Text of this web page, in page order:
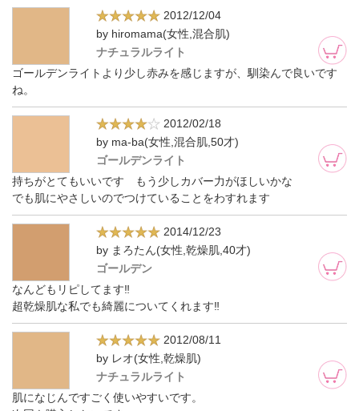
2012/12/04
by hiromama(女性,混合肌)
ナチュラルライト
ゴールデンライトより少し赤みを感じますが、馴染んで良いです
ね。
2012/02/18
by ma-ba(女性,混合肌,50才)
ゴールデンライト
持ちがとてもいいです もう少しカバー力がほしいかな
でも肌にやさしいのでつけていることをわすれます
2014/12/23
by まろたん(女性,乾燥肌,40才)
ゴールデン
なんどもリピしてます‼️
超乾燥肌な私でも綺麗についてくれます‼️
2012/08/11
by レオ(女性,乾燥肌)
ナチュラルライト
肌になじんですごく使いやすいです。